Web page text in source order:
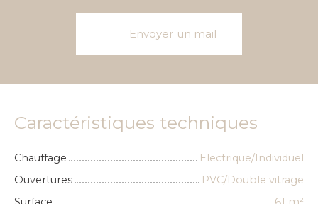
Envoyer un mail
Caractéristiques techniques
Chauffage
Electrique/Individuel
Ouvertures
PVC/Double vitrage